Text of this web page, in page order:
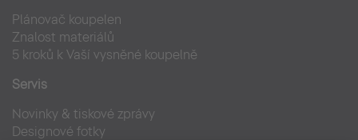
Plánovač koupelen
Znalost materiálů
5 kroků k Vaší vysněné koupelně
Servis
Novinky & tiskové zprávy
Designové fotky